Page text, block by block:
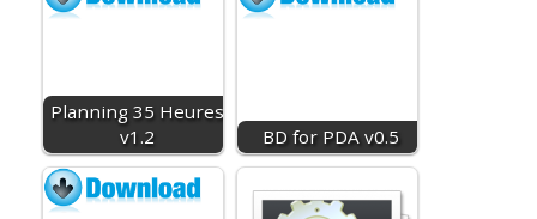
Planning 35 Heures
v1.2
BD for PDA v0.5